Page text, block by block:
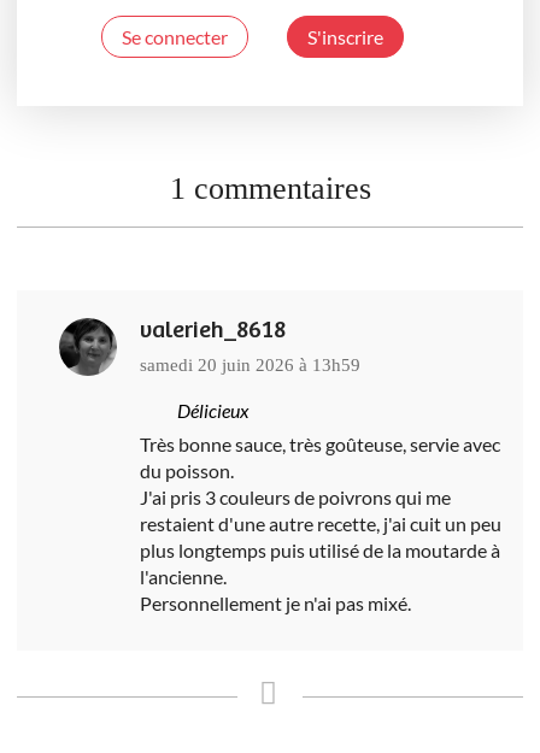
Se connecter S'inscrire
1 commentaires
valerieh_8618
samedi 20 juin 2026 à 13h59
Délicieux
Très bonne sauce, très goûteuse, servie avec
du poisson.
J'ai pris 3 couleurs de poivrons qui me
restaient d'une autre recette, j'ai cuit un peu
plus longtemps puis utilisé de la moutarde à
l'ancienne.
Personnellement je n'ai pas mixé.